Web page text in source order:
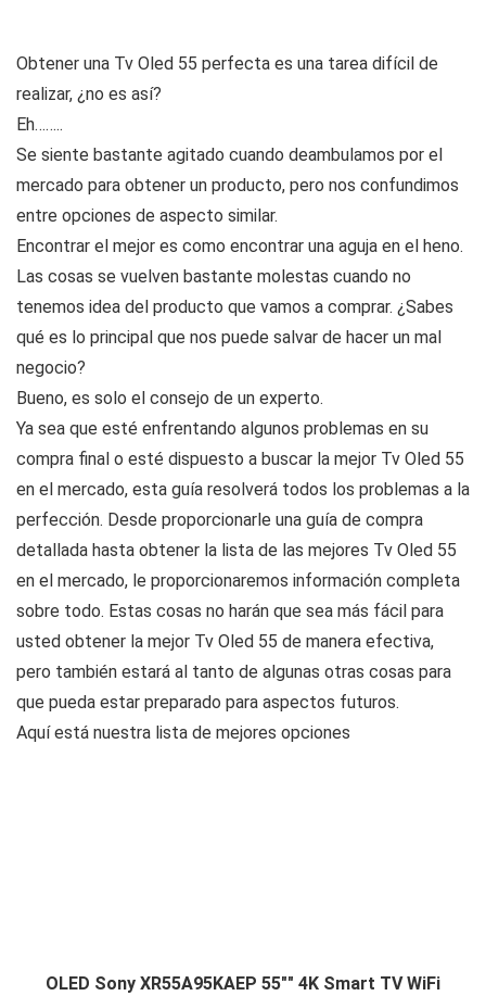
Obtener una Tv Oled 55 perfecta es una tarea difícil de
realizar, ¿no es así?
Eh……..
Se siente bastante agitado cuando deambulamos por el
mercado para obtener un producto, pero nos confundimos
entre opciones de aspecto similar.
Encontrar el mejor es como encontrar una aguja en el heno.
Las cosas se vuelven bastante molestas cuando no
tenemos idea del producto que vamos a comprar. ¿Sabes
qué es lo principal que nos puede salvar de hacer un mal
negocio?
Bueno, es solo el consejo de un experto.
Ya sea que esté enfrentando algunos problemas en su
compra final o esté dispuesto a buscar la mejor Tv Oled 55
en el mercado, esta guía resolverá todos los problemas a la
perfección. Desde proporcionarle una guía de compra
detallada hasta obtener la lista de las mejores Tv Oled 55
en el mercado, le proporcionaremos información completa
sobre todo. Estas cosas no harán que sea más fácil para
usted obtener la mejor Tv Oled 55 de manera efectiva,
pero también estará al tanto de algunas otras cosas para
que pueda estar preparado para aspectos futuros.
Aquí está nuestra lista de mejores opciones
OLED Sony XR55A95KAEP 55"" 4K Smart TV WiFi